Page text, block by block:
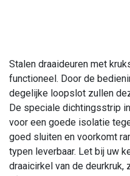
Stalen draaideuren met
functioneel. Door de
degelijke loopslot zullen
De speciale dichtingsstrip
voor een goede isolatie
goed sluiten en voorkomt
typen leverbaar. Let bij uw
draaicirkel van de